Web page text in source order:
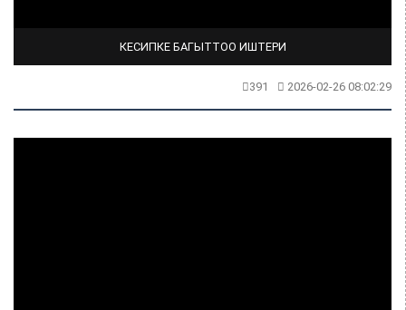
КЕСИПКЕ БАГЫТТОО ИШТЕРИ
391 2026-02-26 08:02:29